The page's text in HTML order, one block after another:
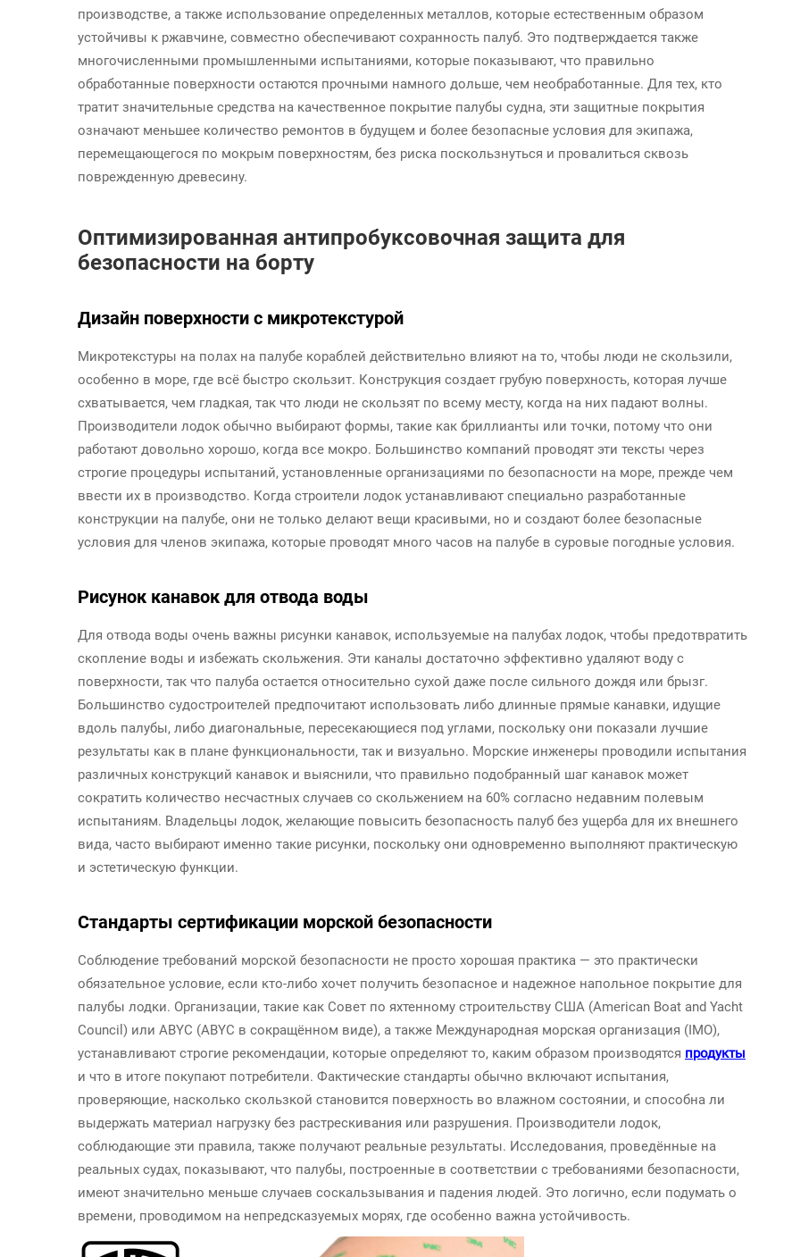
производстве, а также использование определенных металлов, которые естественным образом
устойчивы к ржавчине, совместно обеспечивают сохранность палуб. Это подтверждается также
многочисленными промышленными испытаниями, которые показывают, что правильно
обработанные поверхности остаются прочными намного дольше, чем необработанные. Для тех, кто
тратит значительные средства на качественное покрытие палубы судна, эти защитные покрытия
означают меньшее количество ремонтов в будущем и более безопасные условия для экипажа,
перемещающегося по мокрым поверхностям, без риска поскользнуться и провалиться сквозь
поврежденную древесину.
Оптимизированная антипробуксовочная защита для
безопасности на борту
Дизайн поверхности с микротекстурой
Микротекстуры на полах на палубе кораблей действительно влияют на то, чтобы люди не скользили,
особенно в море, где всё быстро скользит. Конструкция создает грубую поверхность, которая лучше
схватывается, чем гладкая, так что люди не скользят по всему месту, когда на них падают волны.
Производители лодок обычно выбирают формы, такие как бриллианты или точки, потому что они
работают довольно хорошо, когда все мокро. Большинство компаний проводят эти тексты через
строгие процедуры испытаний, установленные организациями по безопасности на море, прежде чем
ввести их в производство. Когда строители лодок устанавливают специально разработанные
конструкции на палубе, они не только делают вещи красивыми, но и создают более безопасные
условия для членов экипажа, которые проводят много часов на палубе в суровые погодные условия.
Рисунок канавок для отвода воды
Для отвода воды очень важны рисунки канавок, используемые на палубах лодок, чтобы предотвратить
скопление воды и избежать скольжения. Эти каналы достаточно эффективно удаляют воду с
поверхности, так что палуба остается относительно сухой даже после сильного дождя или брызг.
Большинство судостроителей предпочитают использовать либо длинные прямые канавки, идущие
вдоль палубы, либо диагональные, пересекающиеся под углами, поскольку они показали лучшие
результаты как в плане функциональности, так и визуально. Морские инженеры проводили испытания
различных конструкций канавок и выяснили, что правильно подобранный шаг канавок может
сократить количество несчастных случаев со скольжением на 60% согласно недавним полевым
испытаниям. Владельцы лодок, желающие повысить безопасность палуб без ущерба для их внешнего
вида, часто выбирают именно такие рисунки, поскольку они одновременно выполняют практическую
и эстетическую функции.
Стандарты сертификации морской безопасности
Соблюдение требований морской безопасности не просто хорошая практика — это практически
обязательное условие, если кто-либо хочет получить безопасное и надежное напольное покрытие для
палубы лодки. Организации, такие как Совет по яхтенному строительству США (American Boat and Yacht
Council) или ABYC (ABYC в сокращённом виде), а также Международная морская организация (IMO),
устанавливают строгие рекомендации, которые определяют то, каким образом производятся продукты
и что в итоге покупают потребители. Фактические стандарты обычно включают испытания,
проверяющие, насколько скользкой становится поверхность во влажном состоянии, и способна ли
выдержать материал нагрузку без растрескивания или разрушения. Производители лодок,
соблюдающие эти правила, также получают реальные результаты. Исследования, проведённые на
реальных судах, показывают, что палубы, построенные в соответствии с требованиями безопасности,
имеют значительно меньше случаев соскальзывания и падения людей. Это логично, если подумать о
времени, проводимом на непредсказуемых морях, где особенно важна устойчивость.